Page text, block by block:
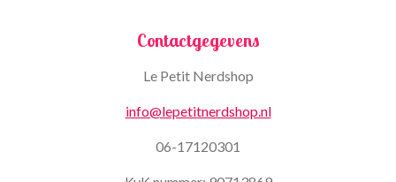
Contactgegevens
Le Petit Nerdshop
info@lepetitnerdshop.nl
06-17120301